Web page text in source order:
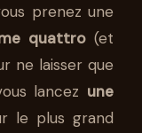
prenez une
quattro(et
ne laisser que
lancez une
le plus grand